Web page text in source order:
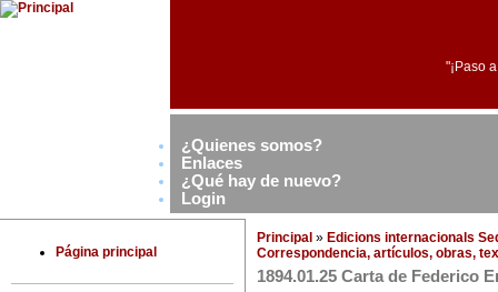
"¡Paso
¿Quienes somos?
Enlaces
¿Qué hay de nuevo?
Login
Página principal
Principal » Edicions internacionals
Correspondencia, artículos, obras,
1894.01.25 Carta de Federico